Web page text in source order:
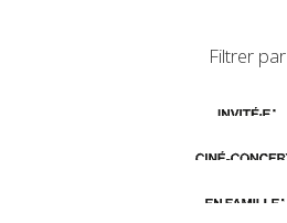
Filtrer par